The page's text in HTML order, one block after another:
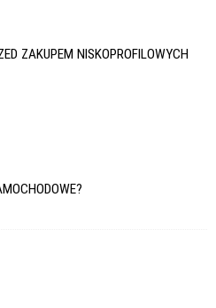
ZAKUPEM NISKOPROFILOWYCH